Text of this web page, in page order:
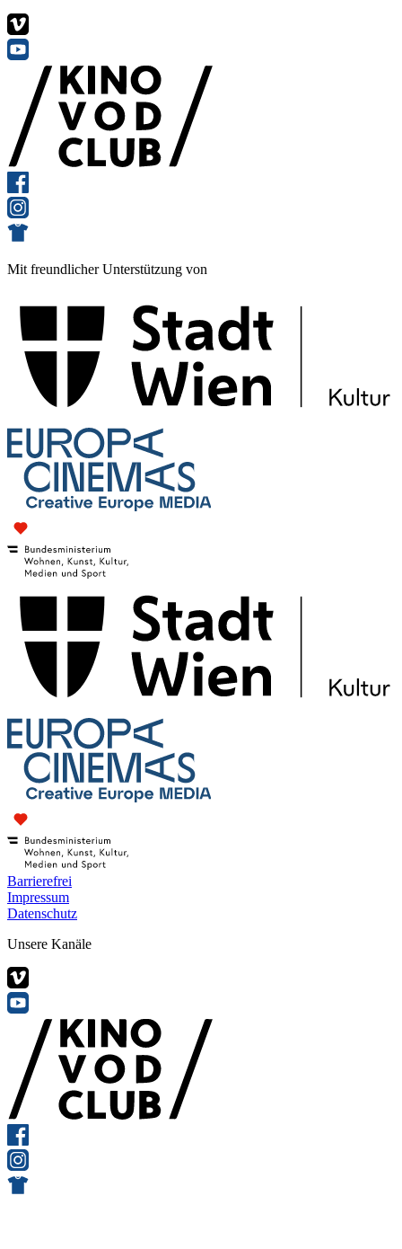
Mit freundlicher Unterstützung von
Barrierefrei
Impressum
Datenschutz
Unsere Kanäle